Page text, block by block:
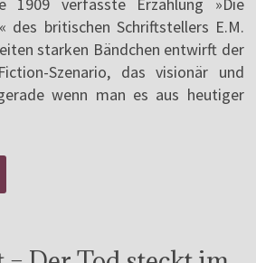
des britischen Schriftstellers E.M.
starken Bändchen entwirft der
Szenario, das visionär und
wenn man es aus heutiger